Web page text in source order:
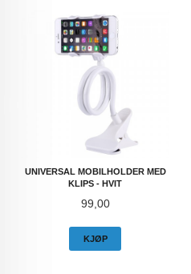
UNIVERSAL MOBILHOLDER MED
KLIPS - HVIT
Pris
99,00
KJØP